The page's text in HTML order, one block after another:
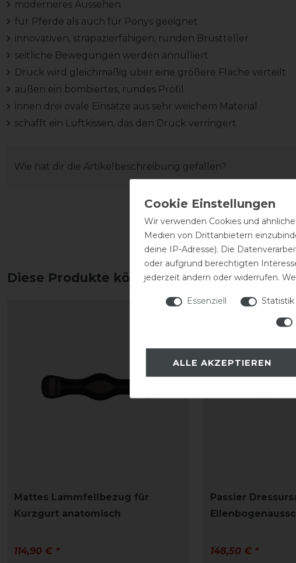
moderneres Aussehen
für Pferde als auch für Ponys geeignet
innovativen, strapazierfähigen, runden Brustteller
seitliche Bewegungen werden annulliert
Druck wird gleichmäßig über eine größere Fläche verteilt
außen ein bombiertes, rundes Profil
innen drei ovale Einsätze aus sehr weichem Material
schafft ein Luftkissen, das den Druck verringert
Wie hat dir die Artikelbeschreibung gefallen?
Diese Produkte könnten dich auch
Mattes Lammfellbezug für
Kurzgurt anatomisch
114,90 € *
Passier
148,50 € *
Wir verwenden Cookies und
Medien von Drittanbietern
deine IP-Adresse). Die
oder aufgrund berechtigten
jederzeit ändern oder widerrufen.
Essenziell Statistik
ALLE AKZEPTIEREN